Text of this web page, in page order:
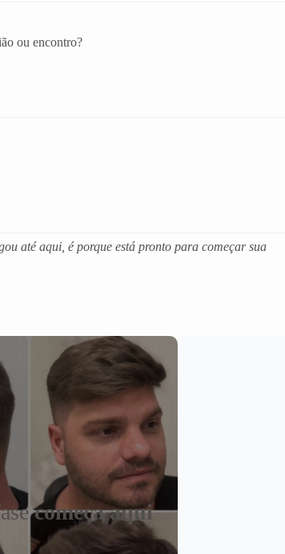
ou encontro?
até aqui, é porque está pronto para começar sua
começa aqui